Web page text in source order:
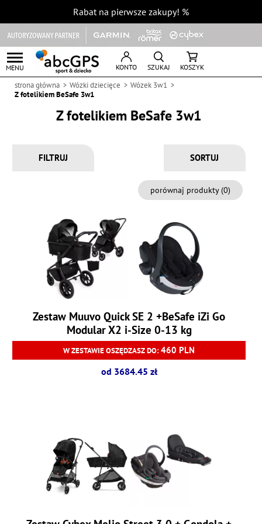
Rabat na pierwsze zakupy! %
MENU KONTO SZUKAJ KOSZYK
strona główna Wózki dziecięce
Wózek 3w1
Z fotelikiem BeSafe 3w1
Z fotelikiem BeSafe 3w1
FILTRUJ
porównaj produkty (0)
Zestaw Muuvo Quick SE 2 +BeSafe iZi Go
Modular X2 i-Size 0-13 kg
W ZESTAWIE OSZĘDZASZ DO:460 PLN
od 3684.45 zł